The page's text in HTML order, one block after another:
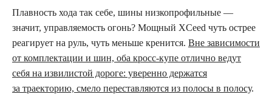
Плавность хода так себе, шины низкопрофильные —
значит, управляемость огонь? Мощный XCeed чуть острее
реагирует на руль, чуть меньше кренится. Вне зависимости
от комплектации и шин, оба кросс-купе отлично ведут
себя на извилистой дороге: уверенно держатся
за траекторию, смело переставляются из полосы в полосу.